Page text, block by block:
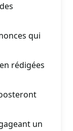
qui
rédigées
un